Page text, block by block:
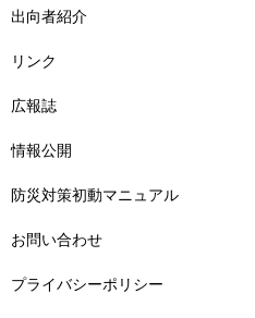
出向者紹介
リンク
広報誌
情報公開
防災対策初動マニュアル
お問い合わせ
プライバシーポリシー